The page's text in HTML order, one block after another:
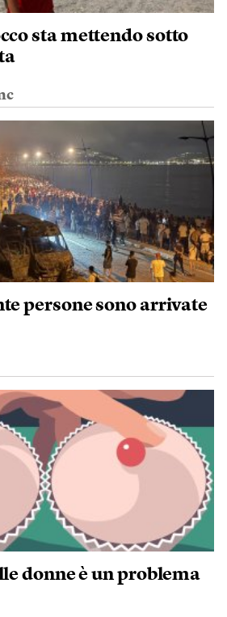
sta mettendo sotto
persone sono arrivate
donne è un problema